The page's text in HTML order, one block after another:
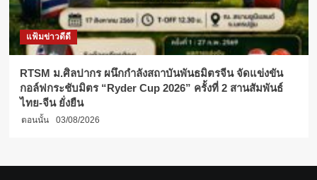
แฟ้มข่าวดีดี
RTSM ม.ศิลปากร ผนึกกำลังสถาบันพันธมิตรจีน จัดแข่งขัน
กอล์ฟกระชับมิตร “Ryder Cup 2026” ครั้งที่ 2 สานสัมพันธ์
ไทย-จีน ยั่งยืน
ตอนนั้น 03/08/2026